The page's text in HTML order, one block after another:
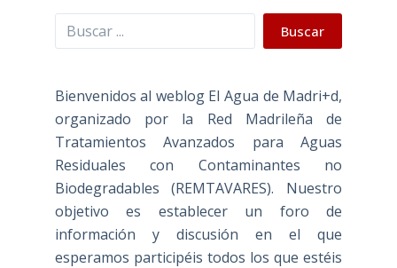
Buscar Buscar
Bienvenidos al weblog El Agua de Madri+d,
organizado por la Red Madrileña de
Tratamientos Avanzados para Aguas
Residuales con Contaminantes no
Biodegradables (REMTAVARES). Nuestro
objetivo es establecer un foro de
información y discusión en el que
esperamos participéis todos los que estéis